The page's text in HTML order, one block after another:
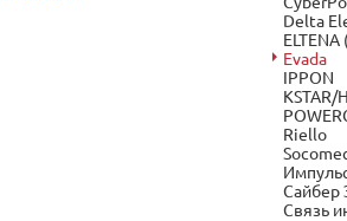
Delta
ELTENA
Evada
IPPON
KSTAR/
Riello
Сайбер
Связь